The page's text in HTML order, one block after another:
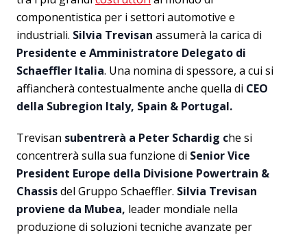
componentistica per i settori automotive e
industriali. Silvia Trevisan assumerà la carica di
Presidente e Amministratore Delegato di
Schaeffler Italia. Una nomina di spessore, a cui si
affiancherà contestualmente anche quella di CEO
della Subregion Italy, Spain & Portugal.
Trevisan subentrerà a Peter Schardig che si
concentrerà sulla sua funzione di Senior Vice
President Europe della Divisione Powertrain &
Chassisdel Gruppo Schaeffler. Silvia Trevisan
proviene da Mubea, leader mondiale nella
produzione di soluzioni tecniche avanzate per